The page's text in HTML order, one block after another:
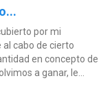
por mi
cabo de cierto
en concepto de
a ganar, le...